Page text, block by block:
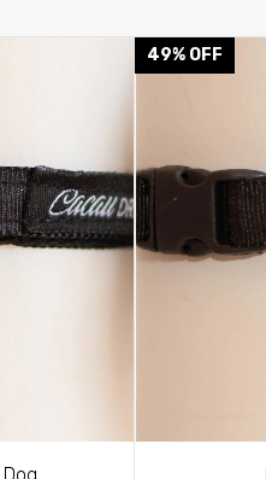
49% OFF